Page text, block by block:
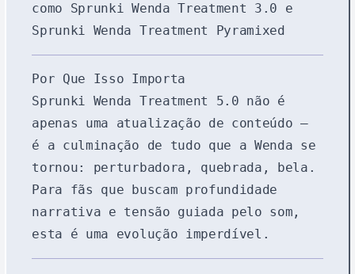
como Sprunki Wenda Treatment 3.0 e
Sprunki Wenda Treatment Pyramixed
Por Que Isso Importa
Sprunki Wenda Treatment 5.0 não é
apenas uma atualização de conteúdo —
é a culminação de tudo que a Wenda se
tornou: perturbadora, quebrada, bela.
Para fãs que buscam profundidade
narrativa e tensão guiada pelo som,
esta é uma evolução imperdível.